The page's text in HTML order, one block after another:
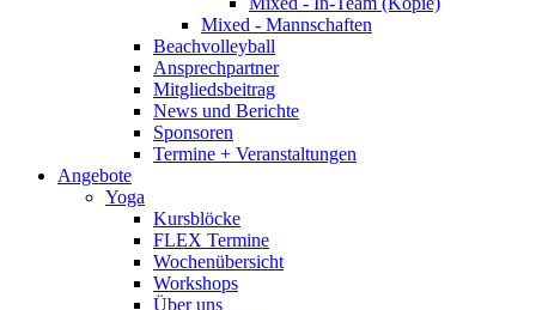
Mixed - Mannschaften
Beachvolleyball
Ansprechpartner
Mitgliedsbeitrag
News und Berichte
Sponsoren
Termine + Veranstaltungen
Angebote
Yoga
Kursblöcke
FLEX Termine
Wochenübersicht
Workshops
Über uns